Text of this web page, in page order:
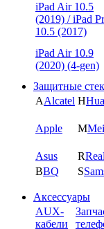
iPad Air 10.5
(2019) / iPad
10.5 (2017)
iPad Air 10.9
(2020) (4-gen)
Защитные
AAlcatel H
Apple M
Asus
R
BBQ S
Аксессуары
AUX-
кабели